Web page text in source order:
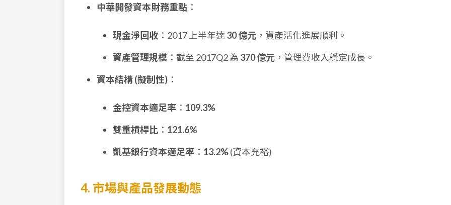
中華開發資本財務重點 ：
現金淨回收 ：2017 上半年達 30 億元 ，資產活化進展順利。
資產管理規模 ：截至 2017Q2 為 370 億元 ，管理費收入穩定成長。
資本結構 (擬制性) ：
金控資本適足率 ： 109.3%
雙重槓桿比 ： 121.6%
凱基銀行資本適足率 ： 13.2%(資本充裕)
4. 市場與產品發展動態